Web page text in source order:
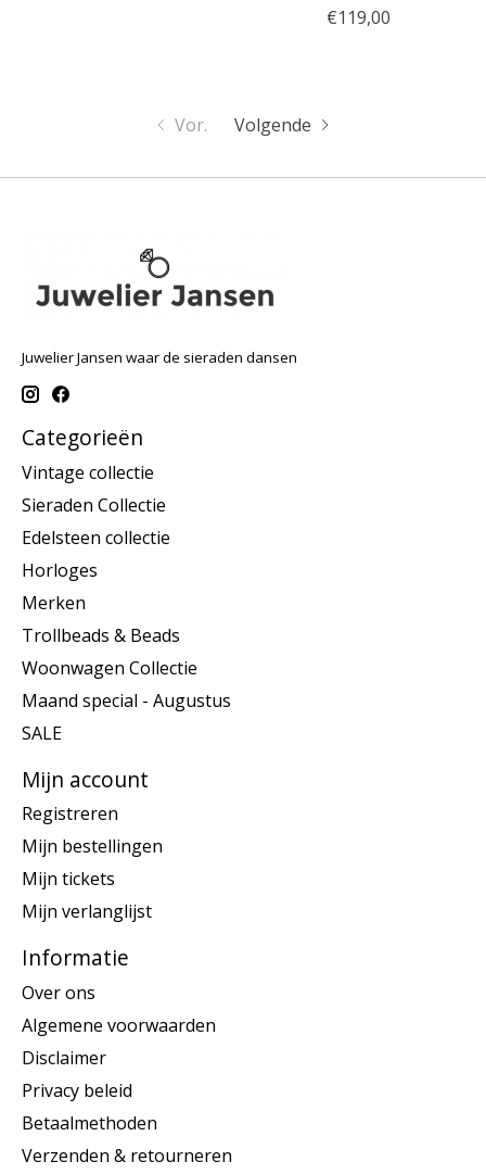
€119,00
Vor. Volgende
Juwelier Jansen waar de sieraden dansen
Categorieën
Vintage collectie
Sieraden Collectie
Edelsteen collectie
Horloges
Merken
Trollbeads & Beads
Woonwagen Collectie
Maand special - Augustus
SALE
Mijn account
Registreren
Mijn bestellingen
Mijn tickets
Mijn verlanglijst
Informatie
Over ons
Algemene voorwaarden
Disclaimer
Privacy beleid
Betaalmethoden
Verzenden & retourneren